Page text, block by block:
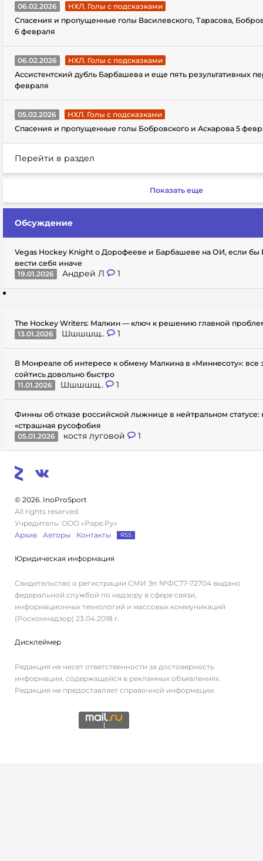
06.02.2026
НХЛ. Голы с подсказками
Спасения и пропущенные голы Василевского, Тарасова,
6 февраля
06.02.2026
НХЛ. Голы с подсказками
Ассистентский дубль Барбашева и еще пять результативных
февраля
05.02.2026
НХЛ. Голы с подсказками
Спасения и пропущенные голы Бобровского и Аскарова 5
Перейти в раздел
Показать еще
Обсуждение
Vegas Hockey Knight о Дорофееве и Барбашеве на ОИ, если бы
вести себя иначе
19.01.2026
Андрей Л 1
The Hockey Writers: Малкин — ключ к решению главной
13.01.2026
Шшшшщ.. 1
В Монреале об интересе к обмену Малкина в «Миннесоту»: все
сойтись довольно быстро
11.01.2026
Шшшшщ.. 1
Финны об отказе российской лыжнице в нейтральном статусе:
«страшная русофобия
05.01.2026
костя луговой 1
© 2026. InoProSport
All rights reserved.
Учредитель: ООО «Раре.Ру»
Архив
Авторы Контакты RSS
Юридическая информация
Свидетельство о регистрации СМИ Эл №ФС77-72704 выдано
федеральной службой по надзору в сфере связи,
информационных технологий и массовых коммуникаций
(Роскомнадзор) 23.04.2018 г.
Дисклеймер
Редакция не несет ответственности за достоверность
информации, содержащейся в рекламных объявлениях.
Редакция не предоставляет справочной информации.